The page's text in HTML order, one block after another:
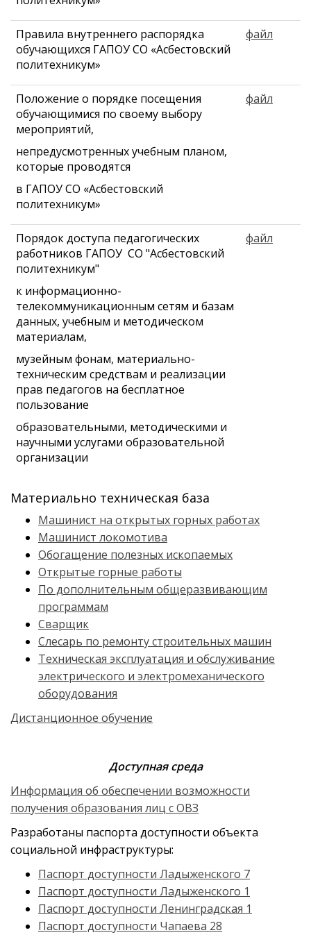
Правила внутреннего распорядка
обучающихся ГАПОУ СО «Асбестовский
политехникум»
файл
Положение о порядке посещения
обучающимися по своему выбору
мероприятий,
непредусмотренных учебным планом,
которые проводятся
в ГАПОУ СО «Асбестовский
политехникум»
файл
Порядок доступа педагогических
работников ГАПОУ СО "Асбестовский
политехникум"
к информационно-
телекоммуникационным сетям и базам
данных, учебным и методическом
материалам,
музейным фонам, материально-
техническим средствам и реализации
прав педагогов на бесплатное
пользование
образовательными, методическими и
научными услугами образовательной
организации
файл
Материально техническая база
Машинист на открытых горных работах
Машинист локомотива
Обогащение полезных ископаемых
Открытые горные работы
По дополнительным общеразвивающим
программам
Сварщик
Слесарь по ремонту строительных машин
Техническая эксплуатация и обслуживание
электрического и электромеханического
оборудования
Дистанционное обучение
Доступная среда
Информация об обеспечении возможности
получения образования лиц с ОВЗ
Разработаны паспорта доступности объекта
социальной инфраструктуры:
Паспорт доступности Ладыженского 7
Паспорт доступности Ладыженского 1
Паспорт доступности Ленинградская 1
Паспорт доступности Чапаева 28